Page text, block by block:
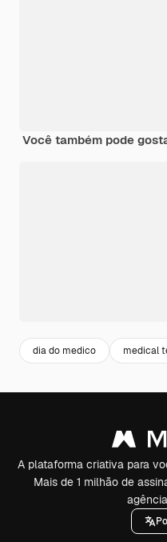
Você também pode
dia do medico medical
A plataforma criativa para
Mais de 1 milhão de